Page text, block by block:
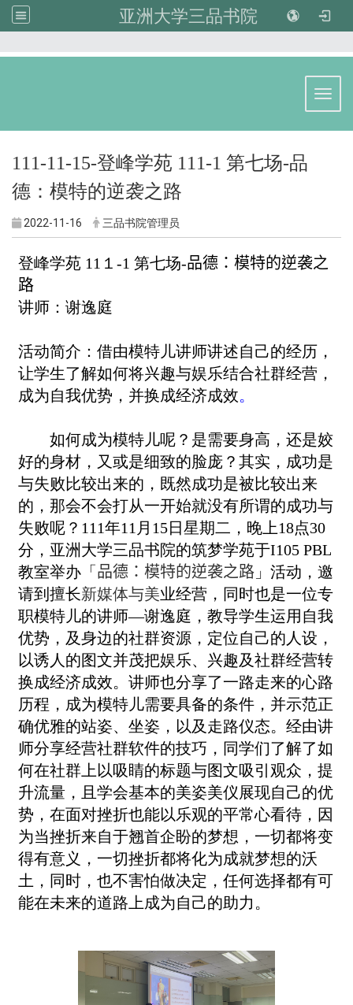
亚洲大学三品书院
111-11-15-登峰学苑 111-1 第七场-品
德：模特的逆袭之路
2022-11-16 三品书院管理员
登峰学苑 11１-1 第七场-品德：模特的逆袭之
路
讲师：谢逸庭
活动简介：借由模特儿讲师讲述自己的经历，
让学生了解如何将兴趣与娱乐结合社群经营，
成为自我优势，并换成经济成效。
如何成为模特儿呢？是需要身高，还是姣
好的身材，又或是细致的脸庞？其实，成功是
与失败比较出来的，既然成功是被比较出来
的，那会不会打从一开始就没有所谓的成功与
失败呢？111年11月15日星期二，晚上18点30
分，亚洲大学三品书院的筑梦学苑于I105 PBL
教室举办「 品德：模特的逆袭之路 」活动，邀
请到擅长新媒体与美业经营，同时也是一位专
职模特儿的讲师—谢逸庭，教导学生运用自我
优势，及身边的社群资源，定位自己的人设，
以诱人的图文并茂把娱乐、兴趣及社群经营转
换成经济成效。讲师也分享了一路走来的心路
历程，成为模特儿需要具备的条件，并示范正
确优雅的站姿、坐姿，以及走路仪态。经由讲
师分享经营社群软件的技巧，同学们了解了如
何在社群上以吸睛的标题与图文吸引观众，提
升流量，且学会基本的美姿美仪展现自己的优
势，在面对挫折也能以乐观的平常心看待，因
为当挫折来自于翘首企盼的梦想，一切都将变
得有意义，一切挫折都将化为成就梦想的沃
土，同时，也不害怕做决定，任何选择都有可
能在未来的道路上成为自己的助力。